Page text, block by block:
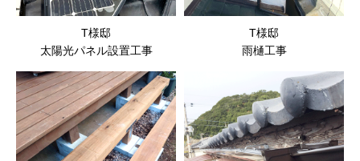
T様邸
太陽光パネル設置工事
T様邸
雨樋工事